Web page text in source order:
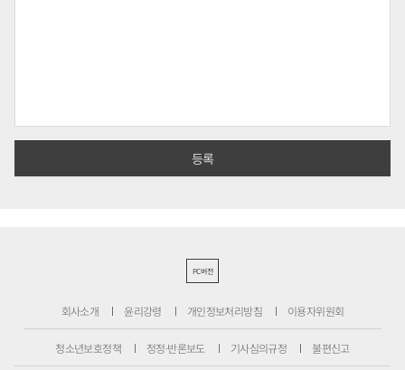
PC버전
회사소개 윤리강령 개인정보처리방침 이용자위원회
청소년보호정책 정정·반론보도 기사심의규정 불편신고